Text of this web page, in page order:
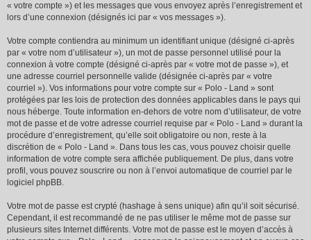
« votre compte ») et les messages que vous envoyez après l’enregistrement et
lors d’une connexion (désignés ici par « vos messages »).
Votre compte contiendra au minimum un identifiant unique (désigné ci-après
par « votre nom d’utilisateur »), un mot de passe personnel utilisé pour la
connexion à votre compte (désigné ci-après par « votre mot de passe »), et
une adresse courriel personnelle valide (désignée ci-après par « votre
courriel »). Vos informations pour votre compte sur « Polo - Land » sont
protégées par les lois de protection des données applicables dans le pays qui
nous héberge. Toute information en-dehors de votre nom d’utilisateur, de votre
mot de passe et de votre adresse courriel requise par « Polo - Land » durant la
procédure d’enregistrement, qu’elle soit obligatoire ou non, reste à la
discrétion de « Polo - Land ». Dans tous les cas, vous pouvez choisir quelle
information de votre compte sera affichée publiquement. De plus, dans votre
profil, vous pouvez souscrire ou non à l’envoi automatique de courriel par le
logiciel phpBB.
Votre mot de passe est crypté (hashage à sens unique) afin qu’il soit sécurisé.
Cependant, il est recommandé de ne pas utiliser le même mot de passe sur
plusieurs sites Internet différents. Votre mot de passe est le moyen d’accès à